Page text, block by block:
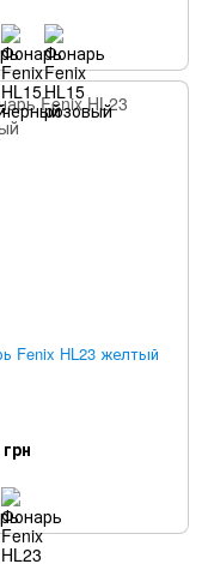
Fenix HL23 желтый